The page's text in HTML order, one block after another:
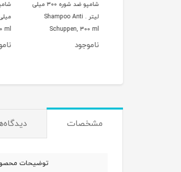
شامپو ضد شوره ۳۰۰ میلی
لیتر . Shampoo Anti
Schuppen, 300 ml
ناموجود
ml
مشخصات
توضیحات